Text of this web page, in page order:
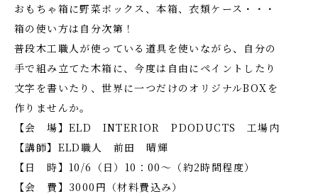
おもちゃ箱に野菜ボックス、本箱、衣類ケース・・・
箱の使い方は自分次第！
普段木工職人が使っている道具を使いながら、自分の
手で組み立てた木箱に、今度は自由にペイントしたり
文字を書いたり、世界に一つだけのオリジナルBOXを
作りませんか。
【会 場】ELD INTERIOR PDODUCTS 工場内
【講師】ELD職人 前田 晴輝
【日 時】10/6（日）10：00～（約2時間程度）
【会 費】3000円（材料費込み）